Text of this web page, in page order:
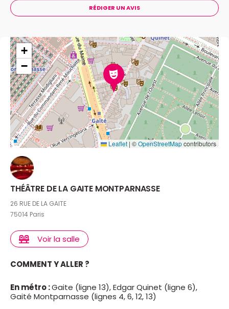
RÉDIGER UN AVIS
+
−
Leaflet | ©OpenStreetMapcontributors
THÉÂTRE DE LA GAITE MONTPARNASSE
26 RUE DE LA GAITE
75014 Paris
Voir la salle
COMMENT Y ALLER ?
En métro :Gaite (ligne 13), Edgar Quinet (ligne 6),
Gaité Montparnasse (lignes 4, 6, 12, 13)